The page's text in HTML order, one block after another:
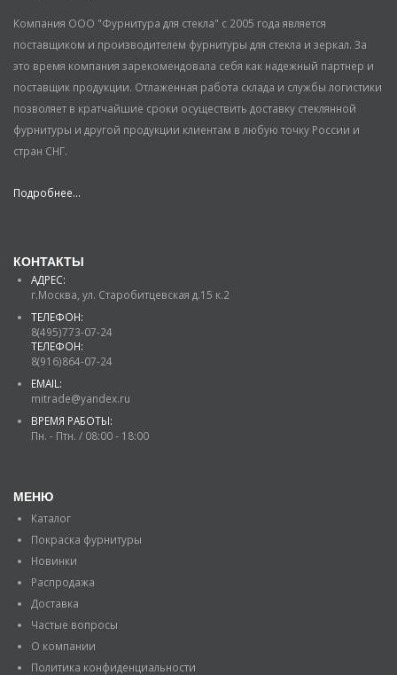
Компания ООО "Фурнитура для стекла" с 2005 года является
поставщиком и производителем фурнитуры для стекла и зеркал. За
это время компания зарекомендовала себя как надежный партнер и
поставщик продукции. Отлаженная работа склада и службы логистики
позволяет в кратчайшие сроки осуществить доставку стеклянной
фурнитуры и другой продукции клиентам в любую точку России и
стран СНГ.
Подробнее...
КОНТАКТЫ
АДРЕС:
г.Москва, ул. Старобитцевская д.15 к.2
ТЕЛЕФОН:
8(495)773-07-24
ТЕЛЕФОН:
8(916)864-07-24
EMAIL:
mitrade@yandex.ru
ВРЕМЯ РАБОТЫ:
Пн. - Птн. / 08:00 - 18:00
МЕНЮ
Каталог
Покраска фурнитуры
Новинки
Распродажа
Доставка
Частые вопросы
О компании
Политика конфиденциальности